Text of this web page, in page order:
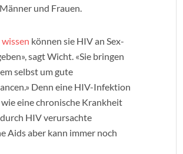
und Frauen.
wissen können sie HIV an Sex-
sagt Wicht. «Sie bringen
selbst um gute
Denn eine HIV-Infektion
eine chronische Krankheit
HIV verursachte
Aids aber kann immer noch